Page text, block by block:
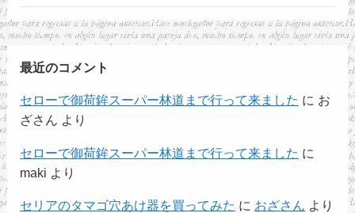
最近のコメント
セローで御荷鉾スーパー林道まで行って来ました に お
ざさん より
セローで御荷鉾スーパー林道まで行って来ました に
maki より
セリアのタマゴ穴あけ器を買ってみた に おざさん より